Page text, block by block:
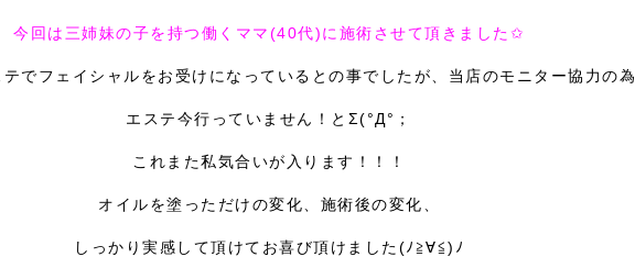
今回は三姉妹の子を持つ働くママ(40代)に施術させて頂きました✩
テでフェイシャルをお受けになっているとの事でしたが、当店のモニター協力の為
エステ今行っていません！とΣ(°Д°；
これまた私気合いが入ります！！！
オイルを塗っただけの変化、施術後の変化、
しっかり実感して頂けてお喜び頂けました(ﾉ≧∀≦)ﾉ